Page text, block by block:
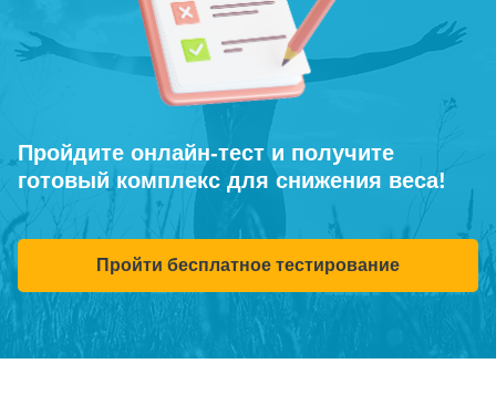
Пройдите онлайн-тест и получите
готовый комплекс для снижения веса!
Пройти бесплатное тестирование